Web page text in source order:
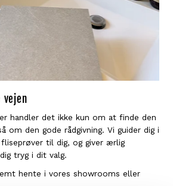
vejen
handler det ikke kun om at finde den
om den gode rådgivning. Vi guider dig i
til dig, og giver ærlig
tryg i dit valg.
hente i vores showrooms eller